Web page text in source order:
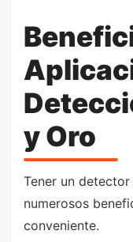
y Oro
Tener un
numerosos
conveniente.